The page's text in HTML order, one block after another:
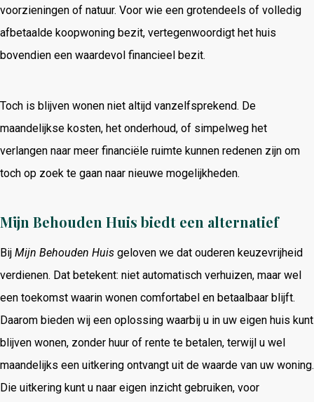
voorzieningen of natuur. Voor wie een grotendeels of volledig
afbetaalde koopwoning bezit, vertegenwoordigt het huis
bovendien een waardevol financieel bezit.
Toch is blijven wonen niet altijd vanzelfsprekend. De
maandelijkse kosten, het onderhoud, of simpelweg het
verlangen naar meer financiële ruimte kunnen redenen zijn om
toch op zoek te gaan naar nieuwe mogelijkheden.
Mijn Behouden Huis biedt een alternatief
Bij Mijn Behouden Huis geloven we dat ouderen keuzevrijheid
verdienen. Dat betekent: niet automatisch verhuizen, maar wel
een toekomst waarin wonen comfortabel en betaalbaar blijft.
Daarom bieden wij een oplossing waarbij u in uw eigen huis kunt
blijven wonen, zonder huur of rente te betalen, terwijl u wel
maandelijks een uitkering ontvangt uit de waarde van uw woning.
Die uitkering kunt u naar eigen inzicht gebruiken, voor